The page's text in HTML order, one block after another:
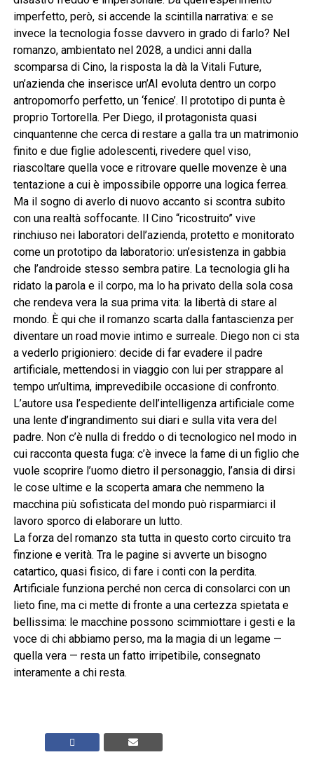
imperfetto, però, si accende la scintilla narrativa: e se
invece la tecnologia fosse davvero in grado di farlo? Nel
romanzo, ambientato nel 2028, a undici anni dalla
scomparsa di Cino, la risposta la dà la Vitali Future,
un’azienda che inserisce un’AI evoluta dentro un corpo
antropomorfo perfetto, un ‘fenice’. Il prototipo di punta è
proprio Tortorella. Per Diego, il protagonista quasi
cinquantenne che cerca di restare a galla tra un matrimonio
finito e due figlie adolescenti, rivedere quel viso,
riascoltare quella voce e ritrovare quelle movenze è una
tentazione a cui è impossibile opporre una logica ferrea.
Ma il sogno di averlo di nuovo accanto si scontra subito
con una realtà soffocante. Il Cino “ricostruito” vive
rinchiuso nei laboratori dell’azienda, protetto e monitorato
come un prototipo da laboratorio: un’esistenza in gabbia
che l’androide stesso sembra patire. La tecnologia gli ha
ridato la parola e il corpo, ma lo ha privato della sola cosa
che rendeva vera la sua prima vita: la libertà di stare al
mondo. È qui che il romanzo scarta dalla fantascienza per
diventare un road movie intimo e surreale. Diego non ci sta
a vederlo prigioniero: decide di far evadere il padre
artificiale, mettendosi in viaggio con lui per strappare al
tempo un’ultima, imprevedibile occasione di confronto.
L’autore usa l’espediente dell’intelligenza artificiale come
una lente d’ingrandimento sui diari e sulla vita vera del
padre. Non c’è nulla di freddo o di tecnologico nel modo in
cui racconta questa fuga: c’è invece la fame di un figlio che
vuole scoprire l’uomo dietro il personaggio, l’ansia di dirsi
le cose ultime e la scoperta amara che nemmeno la
macchina più sofisticata del mondo può risparmiarci il
lavoro sporco di elaborare un lutto.
La forza del romanzo sta tutta in questo corto circuito tra
finzione e verità. Tra le pagine si avverte un bisogno
catartico, quasi fisico, di fare i conti con la perdita.
Artificiale funziona perché non cerca di consolarci con un
lieto fine, ma ci mette di fronte a una certezza spietata e
bellissima: le macchine possono scimmiottare i gesti e la
voce di chi abbiamo perso, ma la magia di un legame —
quella vera — resta un fatto irripetibile, consegnato
interamente a chi resta.